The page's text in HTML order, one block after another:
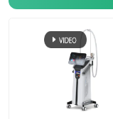
Machine de
équipement